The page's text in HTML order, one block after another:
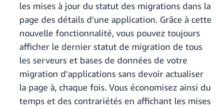
les mises à jour du statut des migrations dans la
page des détails d'une application. Grâce à cette
nouvelle fonctionnalité, vous pouvez toujours
afficher le dernier statut de migration de tous
les serveurs et bases de données de votre
migration d'applications sans devoir actualiser
la page à, chaque fois. Vous économisez ainsi du
temps et des contrariétés en affichant les mises